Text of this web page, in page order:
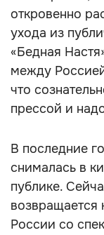
откровенно
ухода из
«Бедная
между
что
прессой и
В последние
снималась в
публике.
возвращается
России со